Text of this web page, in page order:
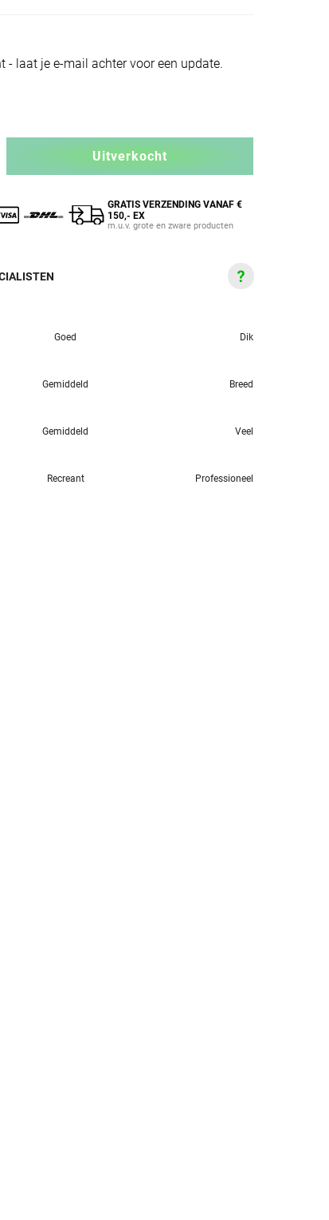
- laat je e-mail achter voor een update.
Uitverkocht
GRATIS VERZENDING VANAF €
150,- EX
m.u.v. grote en zware producten
Goed Dik
Gemiddeld Breed
Gemiddeld Veel
Recreant Professioneel